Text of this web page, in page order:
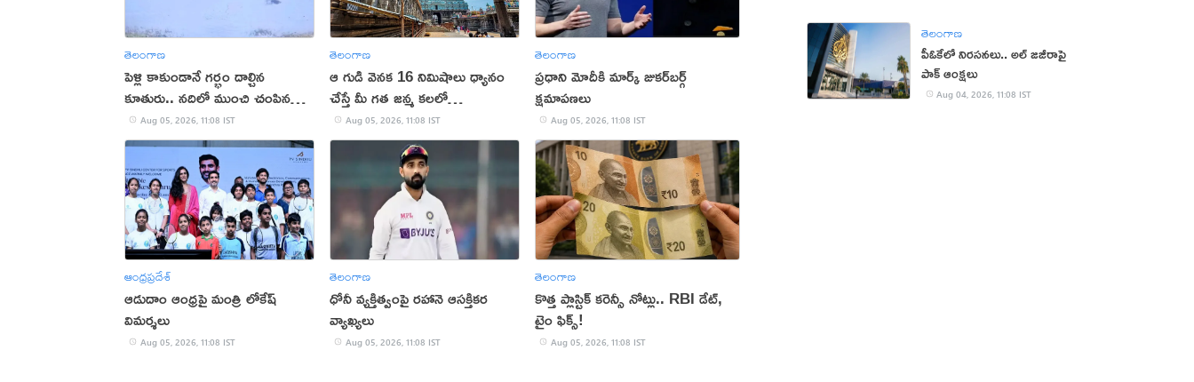
తెలంగాణ
పెళ్లి కాకుండానే గర్భం దాల్చిన
కూతురు.. నదిలో ముంచి చంపిన
తండ్రిAug 05, 2026, 11:08 IST
తెలంగాణ
ఆ గుడి వెనక 16 నిమిషాలు ధ్యానం
చేస్తే మీ గత జన్మ కలలో
కనిపిస్తుంది..!
Aug 05, 2026, 11:08 IST
తెలంగాణ
ప్రధాని మోదీకి మార్క్ జుకర్‌బర్గ్
క్షమాపణలు
Aug 05, 2026, 11:08 IST
ఆంధ్రప్రదేశ్
ఆడుదాం ఆంధ్ర‌పై మంత్రి లోకేష్
విమ‌ర్శ‌లు
Aug 05, 2026, 11:08 IST
తెలంగాణ
ధోనీ వ్యక్తిత్వంపై రహానె ఆసక్తికర
వ్యాఖ్యలు
Aug 05, 2026, 11:08 IST
తెలంగాణ
కొత్త ప్లాస్టిక్ కరెన్సీ నోట్లు.. RBI డేట్,
టైం ఫిక్స్!
Aug 05, 2026, 11:08 IST
తెలంగాణ
పీఓకేలో నిరసనలు.. అల్ జజీరాపై
పాక్ ఆంక్షలు
Aug 04, 2026, 11:08 IST